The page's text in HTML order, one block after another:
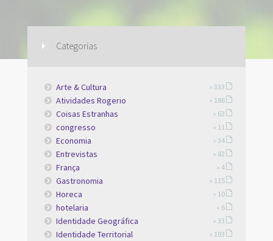
Categorias
Arte & Cultura » 333
Atividades Rogerio » 186
Coisas Estranhas » 63
congresso » 11
Economia » 34
Entrevistas » 82
França » 4
Gastronomia » 115
Horeca » 10
hotelaria » 6
Identidade Geográfica » 33
Identidade Territorial » 103